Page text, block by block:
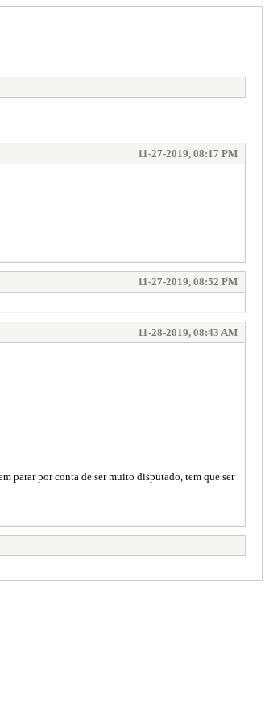
11-27-2019, 08:17 PM
11-27-2019, 08:52 PM
11-28-2019, 08:43 AM
parar por conta de ser muito disputado, tem que ser